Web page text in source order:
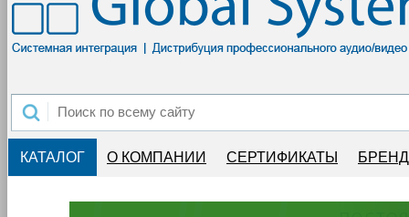
КАТАЛОГ О КОМПАНИИ СЕРТИФИКАТЫ